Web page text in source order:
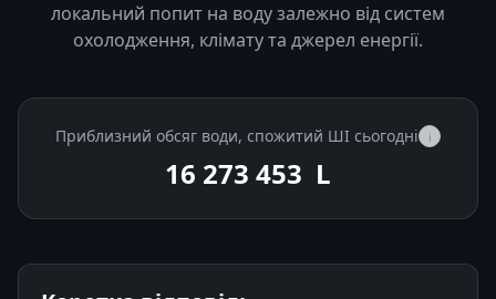
локальний попит на воду залежно від систем
охолодження, клімату та джерел енергії.
Приблизний обсяг води, спожитий ШІ сьогодні i
16 273 770 L